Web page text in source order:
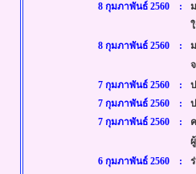
8 กุมภาพันธ์ 2560 :
8 กุมภาพันธ์ 2560 :
7 กุมภาพันธ์ 2560 :
7 กุมภาพันธ์ 2560 :
7 กุมภาพันธ์ 2560 :
6 กุมภาพันธ์ 2560 :